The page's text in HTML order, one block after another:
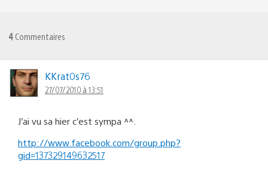
4 Commentaires
KKrat0s76
27/07/2010 à 13:51
J’ai vu sa hier c’est sympa ^^.
http://www.facebook.com/group.php?
gid=137329149632517